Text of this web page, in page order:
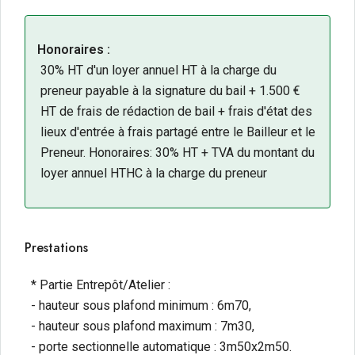
Honoraires :
30% HT d'un loyer annuel HT à la charge du
preneur payable à la signature du bail + 1.500 €
HT de frais de rédaction de bail + frais d'état des
lieux d'entrée à frais partagé entre le Bailleur et le
Preneur. Honoraires: 30% HT + TVA du montant du
loyer annuel HTHC à la charge du preneur
Prestations
* Partie Entrepôt/Atelier :
- hauteur sous plafond minimum : 6m70,
- hauteur sous plafond maximum : 7m30,
- porte sectionnelle automatique : 3m50x2m50.